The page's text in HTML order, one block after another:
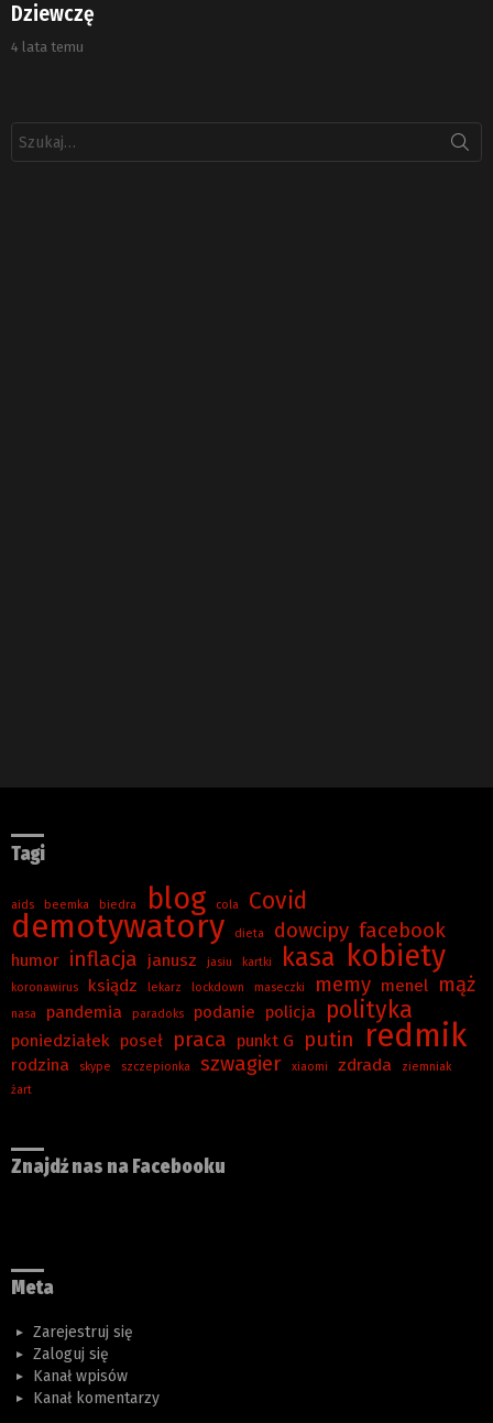
Dziewczę
4 lata temu
Tagi
aids beemka biedra blog cola Covid
demotywatory dieta dowcipy facebook
humor inflacja janusz jasiu kartki kasa kobiety
koronawirus ksiądz lekarz lockdown maseczki memy menel mąż
nasa pandemia paradoks podanie policja polityka
poniedziałek poseł praca punkt G putin redmik
rodzina skype szczepionka szwagier xiaomi zdrada
ziemniak
żart
Znajdź nas na Facebooku
Meta
Zarejestruj się
Zaloguj się
Kanał wpisów
Kanał komentarzy